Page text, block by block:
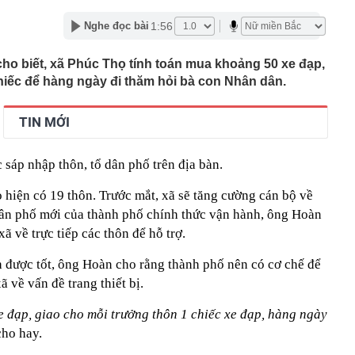
bất động sản: Sẽ không 'vẽ' thêm thủ tục?
đại học trực thuộc Đại học Bách khoa Hà Nội
hướng dẫn qua điện thoại để "hoàn tất thủ tục dịch
hầm xuyên núi Tam Đảo
vì mắc kẹt ở 1 ĐIỀU ai cũng hiểu nhưng ít khi vượt
49.000 đồng, lúc thanh toán hết gần 200.000 đồng:
trong quán cà phê?
bầu bổ sung vào HĐQT Hóa chất Đức Giang
này: Cho không lấy, rẻ không mua
Nghe đọc bài 1:56
biết, xã Phúc Thọ tính toán mua khoảng 50 xe đạp,
để hàng ngày đi thăm hỏi bà con Nhân dân.
TIN MỚI
nhập thôn, tổ dân phố trên địa bàn.
có 19 thôn. Trước mắt, xã sẽ tăng cường cán bộ về
phố mới của thành phố chính thức vận hành, ông Hoàn
về trực tiếp các thôn để hỗ trợ.
tốt, ông Hoàn cho rằng thành phố nên có cơ chế để
về vấn đề trang thiết bị.
đạp, giao cho mỗi trưởng thôn 1 chiếc xe đạp, hàng ngày
hay.